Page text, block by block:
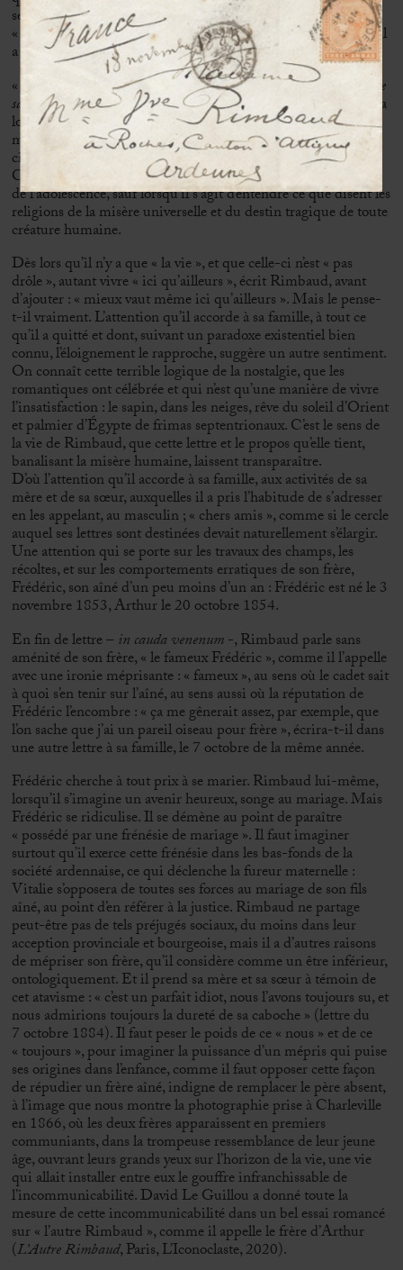
sentiment, et tout héritage philosophique, l’idée de l’homme
« esclave » de la fatalité lui revient comme l’œil de Caïn, dont il
a vérifié la présence, « autant ici qu’ailleurs ».
« J’exècre la misère », écrivait Rimbaud, dans l’« Adieu » d’
Une
saisonen enfer. Il imaginait alors qu’il pouvait s’affranchir de la
loi chrétienne, de la malédiction de son baptême. La vie, la
misère et la fatalité l’ont rattrapé, au point qu’il n’a plus qu’à
citer le credo d’une autre religion, celle « des musulmans » : «
C’est écrit ». Il est resté l’homme sans Dieu qu’il était au sortir
de l’adolescence, sauf lorsqu’il s’agit d’entendre ce que disent les
religions de la misère universelle et du destin tragique de toute
créature humaine.
Dès lors qu’il n’y a que « la vie », et que celle-ci n’est « pas
drôle », autant vivre « ici qu’ailleurs », écrit Rimbaud, avant
d’ajouter : « mieux vaut même ici qu’ailleurs ». Mais le pense-
t-il vraiment. L’attention qu’il accorde à sa famille, à tout ce
qu’il a quitté et dont, suivant un paradoxe existentiel bien
connu, l’éloignement le rapproche, suggère un autre sentiment.
On connaît cette terrible logique de la nostalgie, que les
romantiques ont célébrée et qui n’est qu’une manière de vivre
l’insatisfaction : le sapin, dans les neiges, rêve du soleil d’Orient
et palmier d’Égypte de frimas septentrionaux. C’est le sens de
la vie de Rimbaud, que cette lettre et le propos qu’elle tient,
banalisant la misère humaine, laissent transparaître.
D’où l’attention qu’il accorde à sa famille, aux activités de sa
mère et de sa sœur, auxquelles il a pris l’habitude de s’adresser
en les appelant, au masculin ; « chers amis », comme si le cercle
auquel ses lettres sont destinées devait naturellement s’élargir.
Une attention qui se porte sur les travaux des champs, les
récoltes, et sur les comportements erratiques de son frère,
Frédéric, son aîné d’un peu moins d’un an : Frédéric est né le 3
novembre 1853, Arthur le 20 octobre 1854.
En fin de lettre –in caudavenenum-, Rimbaud parle sans
aménité de son frère, « le fameux Frédéric », comme il l’appelle
avec une ironie méprisante : « fameux », au sens où le cadet sait
à quoi s’en tenir sur l’aîné, au sens aussi où la réputation de
Frédéric l’encombre : « ça me gênerait assez, par exemple, que
l’on sache que j’ai un pareil oiseau pour frère », écrira-t-il dans
une autre lettre à sa famille, le 7 octobre de la même année.
Frédéric cherche à tout prix à se marier. Rimbaud lui-même,
lorsqu’il s’imagine un avenir heureux, songe au mariage. Mais
Frédéric se ridiculise. Il se démène au point de paraître
« possédé par une frénésie de mariage ». Il faut imaginer
surtout qu’il exerce cette frénésie dans les bas-fonds de la
société ardennaise, ce qui déclenche la fureur maternelle :
Vitalie s’opposera de toutes ses forces au mariage de son fils
aîné, au point d’en référer à la justice. Rimbaud ne partage
peut-être pas de tels préjugés sociaux, du moins dans leur
acception provinciale et bourgeoise, mais il a d’autres raisons
de mépriser son frère, qu’il considère comme un être inférieur,
ontologiquement. Et il prend sa mère et sa sœur à témoin de
cet atavisme : « c’est un parfait idiot, nous l’avons toujours su, et
nous admirions toujours la dureté de sa caboche » (lettre du
7 octobre 1884). Il faut peser le poids de ce « nous » et de ce
« toujours », pour imaginer la puissance d’un mépris qui puise
ses origines dans l’enfance, comme il faut opposer cette façon
de répudier un frère aîné, indigne de remplacer le père absent,
à l’image que nous montre la photographie prise à Charleville
en 1866, où les deux frères apparaissent en premiers
communiants, dans la trompeuse ressemblance de leur jeune
âge, ouvrant leurs grands yeux sur l’horizon de la vie, une vie
qui allait installer entre eux le gouffre infranchissable de
l’incommunicabilité. David Le Guillou a donné toute la
mesure de cette incommunicabilité dans un bel essai romancé
sur « l’autre Rimbaud », comme il appelle le frère d’Arthur
(L’AutreRimbaud, Paris, L’Iconoclaste, 2020).